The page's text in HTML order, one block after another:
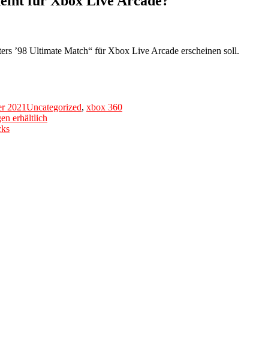
’98 Ultimate Match“ für Xbox Live Arcade erscheinen soll.
2021Uncategorized, xbox 360
erhältlich